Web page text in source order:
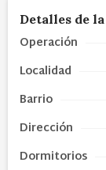
Detalles de
Operación
Localidad
Barrio
Dirección
Dormitorios